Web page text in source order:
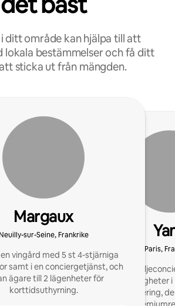
ditt område kan hjälpa till att
lokala bestämmelser och få ditt
sticka ut från mängden.
Margaux
sur-Seine, Frankrike
vingård med 5 st 4-stjärniga
samt i en conciergetjänst, och
ägare till 2 lägenheter för
korttidsuthyrning.
Paris,
Vi är en
exklusiva fastigheter i
360° hantering,